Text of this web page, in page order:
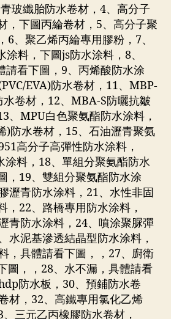
玻纖胎防水卷材，4、高分子
，下圖丙綸卷材，5、高分子聚
6、聚乙烯丙綸專用膠粉，7、
涂料，下圖js防水涂料，8、
請看下圖，9、丙烯酸防水涂
EVA)防水卷材，11、MBP-
卷材，12、MBA-S防曬抗皺
、MPU白色聚氨酯防水涂料，
)防水卷材，15、石油瀝青聚氨
高分子高彈性防水涂料，
涂料，18、單組分聚氨酯防水
，19、雙組分聚氨酯防水涂
瀝青防水涂料，21、水性非固
，22、路橋專用防水涂料，
青防水涂料，24、噴涂聚脲彈
水泥基滲透結晶型防水涂料，
，具體請看下圖，，27、廚衛
圖，，28、水不漏，具體請看
防水板，30、預鋪防水卷
材，32、高鐵專用氯化乙烯
三元乙丙橡膠防水卷材，